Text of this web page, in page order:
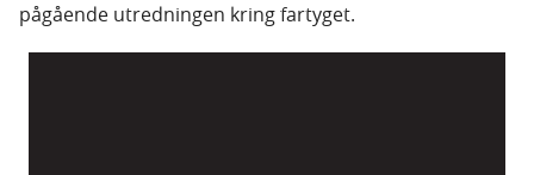
pågående utredningen kring fartyget.